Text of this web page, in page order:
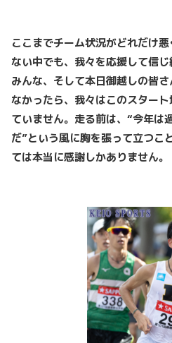
ここまでチーム状況がどれだけ
ない中でも、我々を応援して信
みんな、そして本日御越しの皆
なかったら、我々はこのスター
ていません。走る前は、“今年は
だ”という風に胸を張って立つこ
ては本当に感謝しかありません。